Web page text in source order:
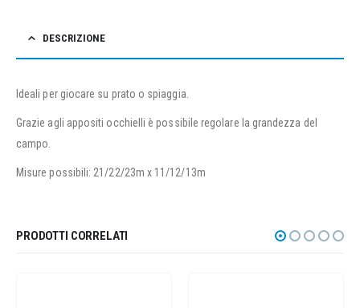
DESCRIZIONE
Ideali per giocare su prato o spiaggia.
Grazie agli appositi occhielli è possibile regolare la grandezza del
campo.
Misure possibili: 21/22/23m x 11/12/13m
PRODOTTI CORRELATI